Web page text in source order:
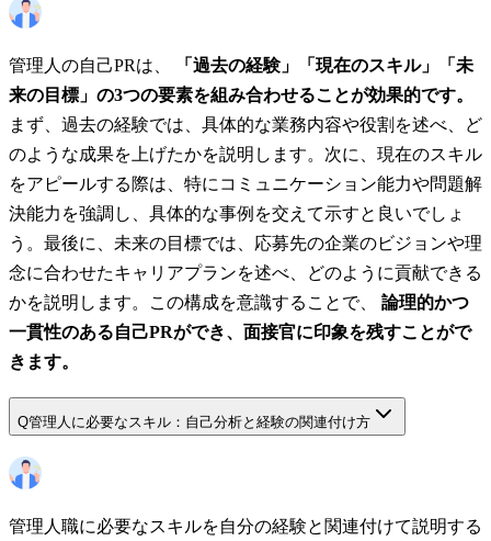
管理人の自己PRは、
「過去の経験」「現在のスキル」「未
来の目標」の3つの要素を組み合わせることが効果的です。
まず、過去の経験では、具体的な業務内容や役割を述べ、ど
のような成果を上げたかを説明します。次に、現在のスキル
をアピールする際は、特にコミュニケーション能力や問題解
決能力を強調し、具体的な事例を交えて示すと良いでしょ
う。最後に、未来の目標では、応募先の企業のビジョンや理
念に合わせたキャリアプランを述べ、どのように貢献できる
かを説明します。この構成を意識することで、 論理的かつ
一貫性のある自己PRができ、面接官に印象を残すことがで
きます。
Q管理人に必要なスキル：自己分析と経験の関連付け方
管理人職に必要なスキルを自分の経験と関連付けて説明する